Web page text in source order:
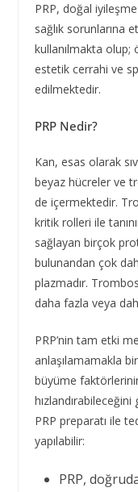
PRP, doğal
sağlık sorunlarına
kullanılmakta
estetik cerrahi ve
edilmektedir.
PRP Nedir?
Kan, esas olarak
beyaz hücreler ve
de içermektedir.
kritik rolleri ile
sağlayan birçok
bulunandan çok
plazmadır.
daha fazla veya
PRP’nin tam etki
anlaşılamamakla
büyüme
PRP preparatı ile
yapılabilir:
PRP,